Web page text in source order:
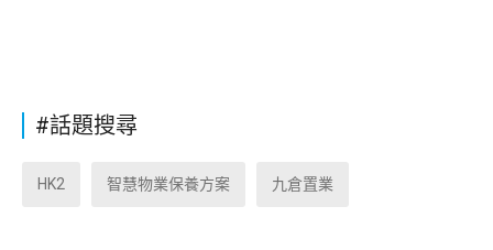
#話題搜尋
HK2 智慧物業保養方案 九倉置業